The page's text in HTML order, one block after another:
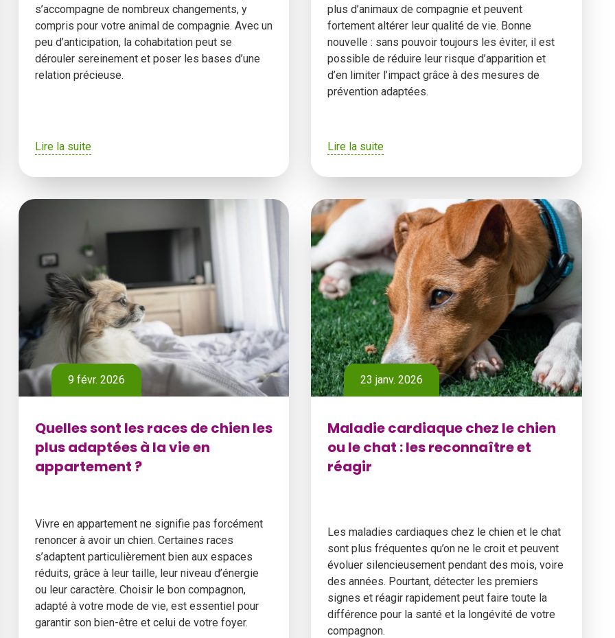
s’accompagne de nombreux changements, y
compris pour votre animal de compagnie. Avec un
peu d’anticipation, la cohabitation peut se
dérouler sereinement et poser les bases d’une
relation précieuse.
Lire la suite
plus d’animaux de compagnie et peuvent
fortement altérer leur qualité de vie. Bonne
nouvelle : sans pouvoir toujours les éviter, il est
possible de réduire leur risque d’apparition et
d’en limiter l’impact grâce à des mesures de
prévention adaptées.
Lire la suite
9 févr. 2026
Quelles sont les races de chien les
plus adaptées à la vie en
appartement ?
Vivre en appartement ne signifie pas forcément
renoncer à avoir un chien. Certaines races
s’adaptent particulièrement bien aux espaces
réduits, grâce à leur taille, leur niveau d’énergie
ou leur caractère. Choisir le bon compagnon,
adapté à votre mode de vie, est essentiel pour
garantir son bien-être et celui de votre foyer.
23 janv. 2026
Maladie cardiaque chez le chien
ou le chat : les reconnaître et
réagir
Les maladies cardiaques chez le chien et le chat
sont plus fréquentes qu’on ne le croit et peuvent
évoluer silencieusement pendant des mois, voire
des années. Pourtant, détecter les premiers
signes et réagir rapidement peut faire toute la
différence pour la santé et la longévité de votre
compagnon.